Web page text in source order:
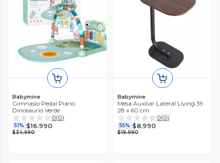
Babymine
Gimnasio Pedal Piano
Dinosaurio Verde
0(0)
51% $16.990
$34.990
Babymine
Mesa Auxiliar Lateral Living 39
28 x 60 cm
0(0)
55% $8.990
$19.990